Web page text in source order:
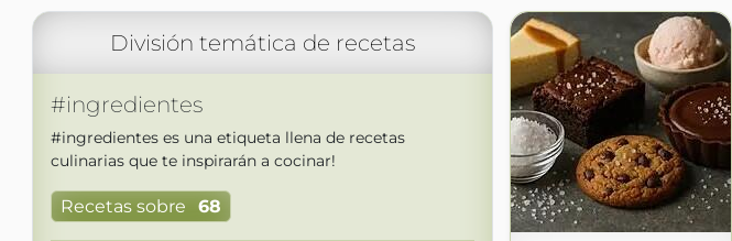
División temática de recetas
#ingredientes
#ingredientes es una etiqueta llena de recetas
culinarias que te inspirarán a cocinar!
Recetas sobre 68